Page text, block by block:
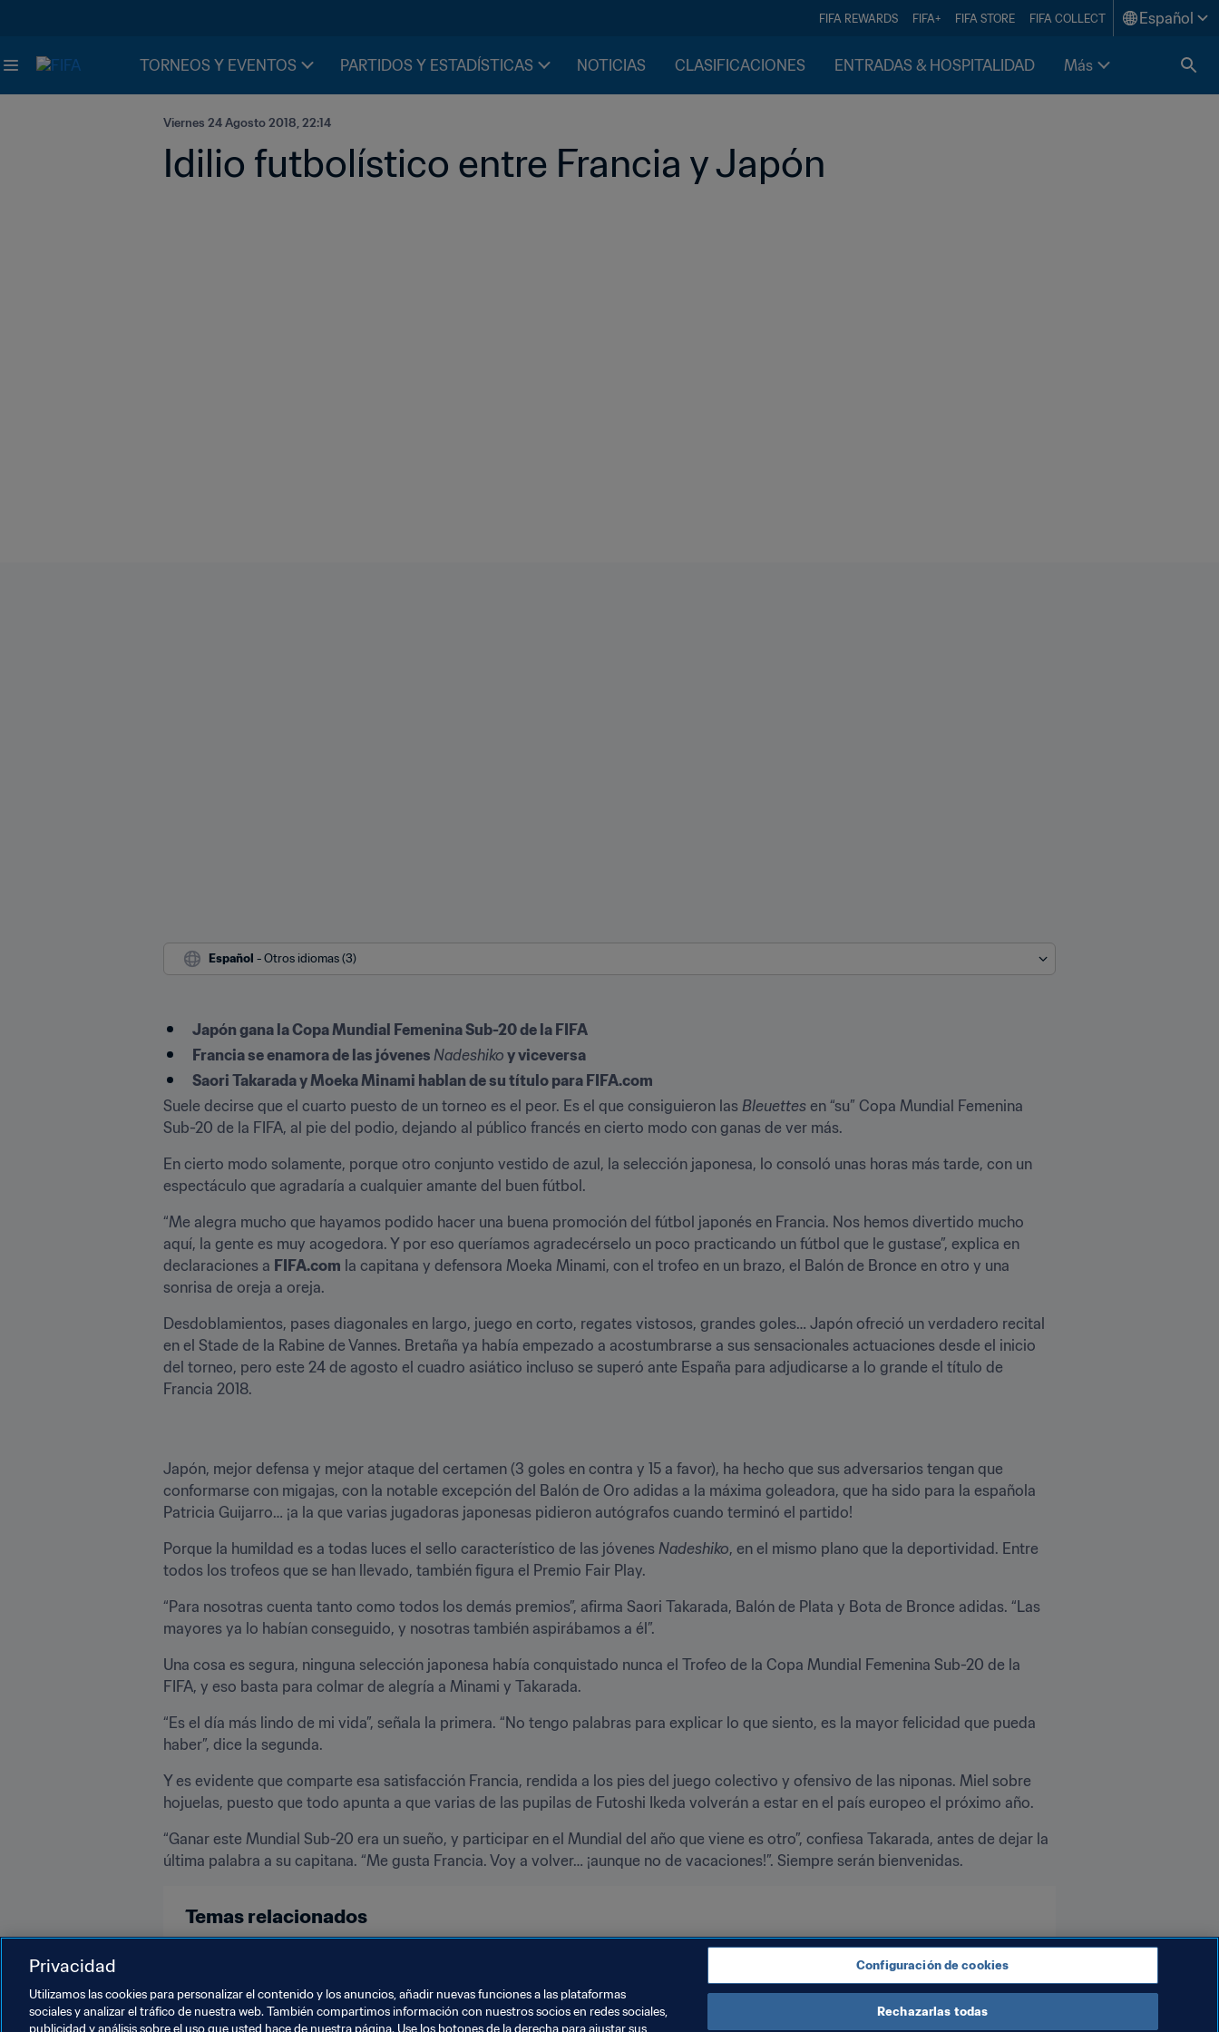
FIFA REWARDS FIFA+ FIFA STORE FIFA COLLECT Español
TORNEOS Y EVENTOS PARTIDOS Y ESTADÍSTICAS NOTICIAS CLASIFICACIONES ENTRADAS & HOSPITALIDAD Más
Viernes 24 Agosto 2018, 22:14
Idilio futbolístico entre Francia y Japón
Español - Otros idiomas (3)
​Japón gana la Copa Mundial Femenina Sub-20 de la FIFA
Francia se enamora de las jóvenes Nadeshiko y viceversa
Saori Takarada y Moeka Minami hablan de su título para FIFA.com
Suele decirse que el cuarto puesto de un torneo es el peor. Es el que consiguieron las Bleuettes en “su” Copa Mundial Femenina
Sub-20 de la FIFA, al pie del podio, dejando al público francés en cierto modo con ganas de ver más.
En cierto modo solamente, porque otro conjunto vestido de azul, la selección japonesa, lo consoló unas horas más tarde, con un
espectáculo que agradaría a cualquier amante del buen fútbol.
“Me alegra mucho que hayamos podido hacer una buena promoción del fútbol japonés en Francia. Nos hemos divertido mucho
aquí, la gente es muy acogedora. Y por eso queríamos agradecérselo un poco practicando un fútbol que le gustase”, explica en
declaraciones a FIFA.com la capitana y defensora Moeka Minami, con el trofeo en un brazo, el Balón de Bronce en otro y una
sonrisa de oreja a oreja.
Desdoblamientos, pases diagonales en largo, juego en corto, regates vistosos, grandes goles… Japón ofreció un verdadero recital
en el Stade de la Rabine de Vannes. Bretaña ya había empezado a acostumbrarse a sus sensacionales actuaciones desde el inicio
del torneo, pero este 24 de agosto el cuadro asiático incluso se superó ante España para adjudicarse a lo grande el título de
Francia 2018.
Japón, mejor defensa y mejor ataque del certamen (3 goles en contra y 15 a favor), ha hecho que sus adversarios tengan que
conformarse con migajas, con la notable excepción del Balón de Oro adidas a la máxima goleadora, que ha sido para la española
Patricia Guijarro… ¡a la que varias jugadoras japonesas pidieron autógrafos cuando terminó el partido!
Porque la humildad es a todas luces el sello característico de las jóvenes Nadeshiko, en el mismo plano que la deportividad. Entre
todos los trofeos que se han llevado, también figura el Premio Fair Play.
“Para nosotras cuenta tanto como todos los demás premios”, afirma Saori Takarada, Balón de Plata y Bota de Bronce adidas. “Las
mayores ya lo habían conseguido, y nosotras también aspirábamos a él”.
Una cosa es segura, ninguna selección japonesa había conquistado nunca el Trofeo de la Copa Mundial Femenina Sub-20 de la
FIFA, y eso basta para colmar de alegría a Minami y Takarada.
“Es el día más lindo de mi vida”, señala la primera. “No tengo palabras para explicar lo que siento, es la mayor felicidad que pueda
haber”, dice la segunda.
Y es evidente que comparte esa satisfacción Francia, rendida a los pies del juego colectivo y ofensivo de las niponas. Miel sobre
hojuelas, puesto que todo apunta a que varias de las pupilas de Futoshi Ikeda volverán a estar en el país europeo el próximo año.
“Ganar este Mundial Sub-20 era un sueño, y participar en el Mundial del año que viene es otro”, confiesa Takarada, antes de dejar la
última palabra a su capitana. “Me gusta Francia. Voy a volver… ¡aunque no de vacaciones!”. Siempre serán bienvenidas.
Temas relacionados
Privacidad
Utilizamos las cookies para personalizar el contenido y los anuncios, añadir nuevas funciones a las plataformas
sociales y analizar el tráfico de nuestra web. También compartimos información con nuestros socios en redes sociales,
publicidad y análisis sobre el uso que usted hace de nuestra página. Use los botones de la derecha para ajustar sus
Configuración de cookies
Rechazarlas todas